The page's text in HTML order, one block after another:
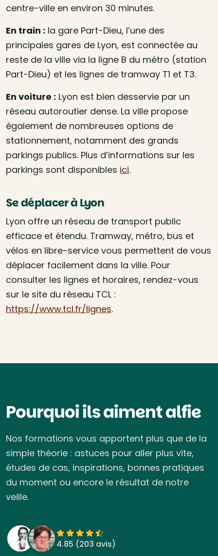
centre-ville en environ 30 minutes.
En train : la gare Part-Dieu, l’une des
principales gares de Lyon, est connectée au
reste de la ville via la ligne B du métro (station
Part-Dieu) et les lignes de tramway T1 et T3.
En voiture : Lyon est bien desservie par un
réseau autoroutier dense. La ville propose
également de nombreuses options de
stationnement, notamment des grands
parkings publics. Plus d’informations sur les
parkings sont disponibles ici.
Se déplacer à Lyon
Lyon offre un réseau de transport public
efficace et étendu. Tramway, métro, bus et
vélos en libre-service vous permettent de vous
déplacer facilement dans la ville. Pour
consulter les lignes et horaires, rendez-vous
sur le site du réseau TCL :
https://www.tcl.fr/lignes.
Pourquoi ils aiment alfie
Nos formations vous apportent plus que de la
simple théorie : astuces pour aller plus vite,
études de cas, inspirations, bonnes pratiques
du moment ou encore le résultat de notre
veille.
4.85 (203 avis)